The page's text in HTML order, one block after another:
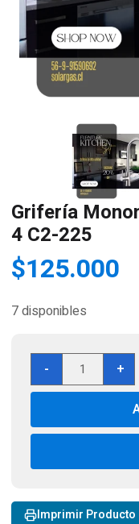
Grifería
4 C2-225
$125.000
7 disponibles
-
Grifería
Monomando
Flexible
4
225
+
Imprimir Producto